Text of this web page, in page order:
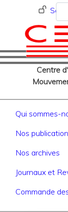
Se
Centre
Qui sommes-
Nos
Nos archives
Journaux et
Commande